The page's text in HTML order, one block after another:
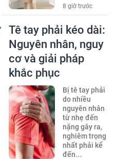
8 giờ trước
Tê tay phải kéo dài:
Nguyên nhân, nguy
cơ và giải pháp
khắc phục
Bị tê tay phải
do nhiều
nguyên nhân
từ nhẹ đến
nặng gây ra,
nghiêm trọng
nhất phải kể
đến...